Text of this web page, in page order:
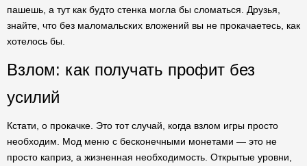
пашешь, а тут как будто стенка могла бы сломаться. Друзья,
знайте, что без маломальских вложений вы не прокачаетесь, как
хотелось бы.
Взлом: как получать профит без
усилий
Кстати, о прокачке. Это тот случай, когда взлом игры просто
необходим. Мод меню с бесконечными монетами — это не
просто каприз, а жизненная необходимость. Открытые уровни,